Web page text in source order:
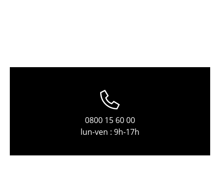
Secrétaires & Tables PC
Tables de conférence et Pupitres
Tables hautes & Pupitres
0800 15 60 00
lun-ven : 9h-17h